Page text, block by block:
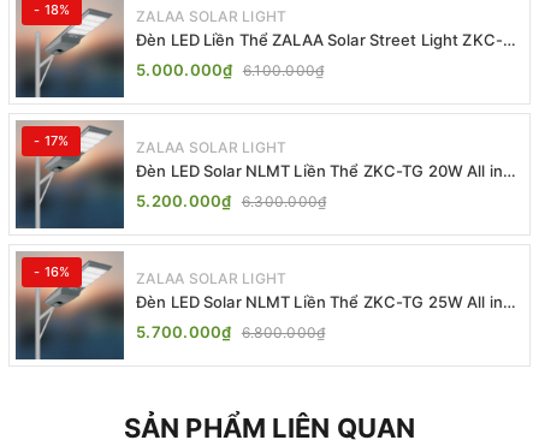
- 18% ZALAA SOLAR LIGHT
Đèn LED Liền Thể ZALAA Solar Street Light ZKC-
TG 20W 25W 30W All In One
5.000.000₫ 6.100.000₫
- 17% ZALAA SOLAR LIGHT
Đèn LED Solar NLMT Liền Thể ZKC-TG 20W All in
One | ZALAA Street Light
5.200.000₫ 6.300.000₫
- 16% ZALAA SOLAR LIGHT
Đèn LED Solar NLMT Liền Thể ZKC-TG 25W All in
One | ZALAA Street Light
5.700.000₫ 6.800.000₫
SẢN PHẨM LIÊN QUAN